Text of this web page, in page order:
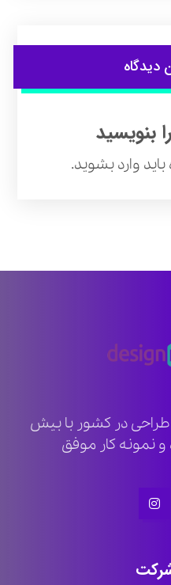
دیدگاه
بنویسید
وارد بشوید.
طراحی در کشور با بیش